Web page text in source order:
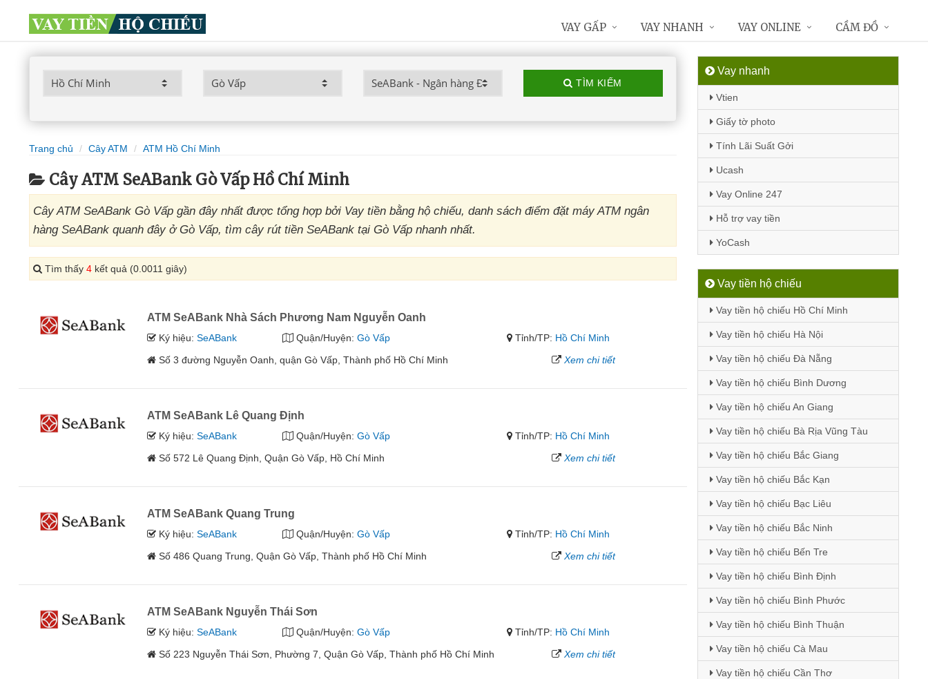
TÌM KIẾM
Trang chủ Cây ATM ATM Hồ Chí Minh
Cây ATM SeABank Gò Vấp Hồ Chí Minh
Cây ATM SeABank Gò Vấp gần đây nhất được tổng hợp bởi Vay tiền bằng hộ chiếu, danh sách điểm đặt máy ATM ngân
hàng SeABank quanh đây ở Gò Vấp, tìm cây rút tiền SeABank tại Gò Vấp nhanh nhất.
Tìm thấy 4 kết quả (0.0011 giây)
ATM SeABank Nhà Sách Phương Nam Nguyễn Oanh
Ký hiệu:SeABank Quận/Huyện: Gò Vấp Tỉnh/TP: Hồ Chí Minh
Số 3 đường Nguyễn Oanh, quận Gò Vấp, Thành phố Hồ Chí Minh
Xem chi tiết
ATM SeABank Lê Quang Định
Ký hiệu:SeABank Quận/Huyện: Gò Vấp Tỉnh/TP: Hồ Chí Minh
Số 572 Lê Quang Định, Quận Gò Vấp, Hồ Chí Minh
Xem chi tiết
ATM SeABank Quang Trung
Ký hiệu:SeABank Quận/Huyện: Gò Vấp Tỉnh/TP: Hồ Chí Minh
Số 486 Quang Trung, Quận Gò Vấp, Thành phố Hồ Chí Minh
Xem chi tiết
ATM SeABank Nguyễn Thái Sơn
Ký hiệu:SeABank Quận/Huyện: Gò Vấp Tỉnh/TP: Hồ Chí Minh
Số 223 Nguyễn Thái Sơn, Phường 7, Quận Gò Vấp, Thành phố Hồ Chí Minh
Xem chi tiết
Vay nhanh
Vtien
Giấy tờ photo
Tính Lãi Suất Gởi
Ucash
Vay Online 247
Hỗ trợ vay tiền
YoCash
Vay tiền hộ chiếu
Vay tiền hộ chiếu Hồ Chí Minh
Vay tiền hộ chiếu Hà Nội
Vay tiền hộ chiếu Đà Nẵng
Vay tiền hộ chiếu Bình Dương
Vay tiền hộ chiếu An Giang
Vay tiền hộ chiếu Bà Rịa Vũng Tàu
Vay tiền hộ chiếu Bắc Giang
Vay tiền hộ chiếu Bắc Kạn
Vay tiền hộ chiếu Bạc Liêu
Vay tiền hộ chiếu Bắc Ninh
Vay tiền hộ chiếu Bến Tre
Vay tiền hộ chiếu Bình Định
Vay tiền hộ chiếu Bình Phước
Vay tiền hộ chiếu Bình Thuận
Vay tiền hộ chiếu Cà Mau
Vay tiền hộ chiếu Cần Thơ
VAY GẤP VAY NHANH VAY ONLINE CẦM ĐỒ